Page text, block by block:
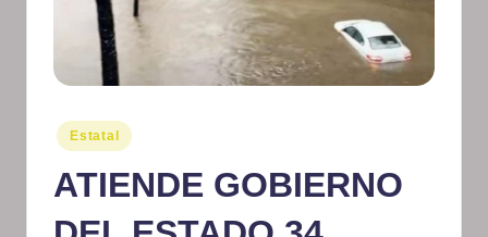
o
r
m
at
iv
o
Publicado
en
Estatal
ATIENDE GOBIERNO